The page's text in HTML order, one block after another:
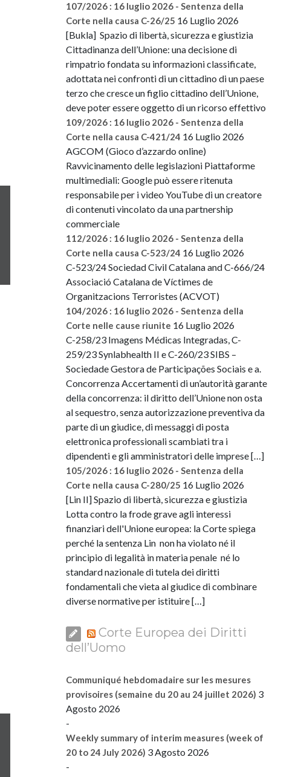
107/2026 : 16 luglio 2026 - Sentenza della
Corte nella causa C-26/25 16 Luglio 2026
[Bukla] Spazio di libertà, sicurezza e giustizia
Cittadinanza dell’Unione: una decisione di
rimpatrio fondata su informazioni classificate,
adottata nei confronti di un cittadino di un paese
terzo che cresce un figlio cittadino dell’Unione,
deve poter essere oggetto di un ricorso effettivo
109/2026 : 16 luglio 2026 - Sentenza della
Corte nella causa C-421/24 16 Luglio 2026
AGCOM (Gioco d’azzardo online)
Ravvicinamento delle legislazioni Piattaforme
multimediali: Google può essere ritenuta
responsabile per i video YouTube di un creatore
di contenuti vincolato da una partnership
commerciale
112/2026 : 16 luglio 2026 - Sentenza della
Corte nella causa C-523/24 16 Luglio 2026
C-523/24 Sociedad Civil Catalana and C-666/24
Associació Catalana de Víctimes de
Organitzacions Terroristes (ACVOT)
104/2026 : 16 luglio 2026 - Sentenza della
Corte nelle cause riunite 16 Luglio 2026
C-258/23 Imagens Médicas Integradas, C-
259/23 Synlabhealth II e C-260/23 SIBS –
Sociedade Gestora de Participações Sociais e a.
Concorrenza Accertamenti di un’autorità garante
della concorrenza: il diritto dell’Unione non osta
al sequestro, senza autorizzazione preventiva da
parte di un giudice, di messaggi di posta
elettronica professionali scambiati tra i
dipendenti e gli amministratori delle imprese […]
105/2026 : 16 luglio 2026 - Sentenza della
Corte nella causa C-280/25 16 Luglio 2026
[Lin II] Spazio di libertà, sicurezza e giustizia
Lotta contro la frode grave agli interessi
finanziari dell'Unione europea: la Corte spiega
perché la sentenza Lin non ha violato né il
principio di legalità in materia penale né lo
standard nazionale di tutela dei diritti
fondamentali che vieta al giudice di combinare
diverse normative per istituire […]
Corte Europea dei Diritti
dell’Uomo
Communiqué hebdomadaire sur les mesures
provisoires (semaine du 20 au 24 juillet 2026) 3
Agosto 2026
-
Weekly summary of interim measures (week of
20 to 24 July 2026) 3 Agosto 2026
-